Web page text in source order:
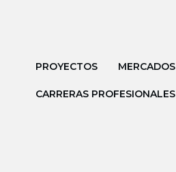
PROYECTOS MERCADOS
CARRERAS PROFESIONALES